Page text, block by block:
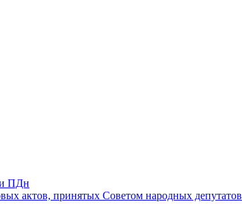
ПДн
актов, принятых Советом народных депутатов